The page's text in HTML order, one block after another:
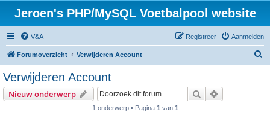
Jeroen's PHP/MySQL Voetbalpool website
V&A Aanmelden
Registreer
Forumoverzicht Verwijderen Account
Verwijderen Account
Nieuw onderwerp Zoek
1 onderwerp • Pagina 1 van 1